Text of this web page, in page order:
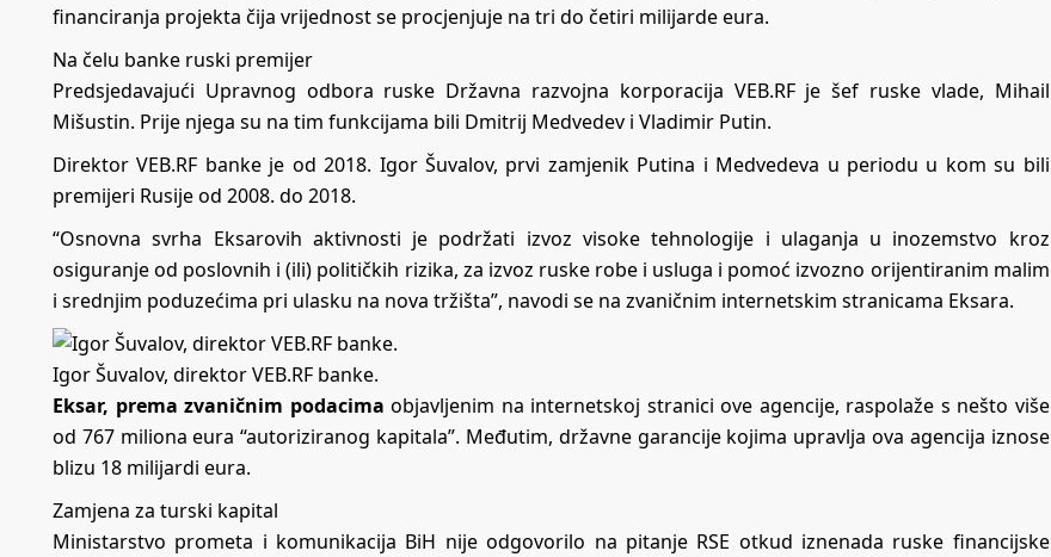
financiranja projekta čija vrijednost se procjenjuje na tri do četiri milijarde eura.
Na čelu banke ruski premijer
Predsjedavajući Upravnog odbora ruske Državna razvojna korporacija VEB.RF je šef ruske vlade, Mihail
Mišustin. Prije njega su na tim funkcijama bili Dmitrij Medvedev i Vladimir Putin.
Direktor VEB.RF banke je od 2018. Igor Šuvalov, prvi zamjenik Putina i Medvedeva u periodu u kom su bili
premijeri Rusije od 2008. do 2018.
“Osnovna svrha Eksarovih aktivnosti je podržati izvoz visoke tehnologije i ulaganja u inozemstvo kroz
osiguranje od poslovnih i (ili) političkih rizika, za izvoz ruske robe i usluga i pomoć izvozno orijentiranim malim
i srednjim poduzećima pri ulasku na nova tržišta”, navodi se na zvaničnim internetskim stranicama Eksara.
Igor Šuvalov, direktor VEB.RF banke.
Eksar, prema zvaničnim podacima objavljenim na internetskoj stranici ove agencije, raspolaže s nešto više
od 767 miliona eura “autoriziranog kapitala”. Međutim, državne garancije kojima upravlja ova agencija iznose
blizu 18 milijardi eura.
Zamjena za turski kapital
Ministarstvo prometa i komunikacija BiH nije odgovorilo na pitanje RSE otkud iznenada ruske financijske